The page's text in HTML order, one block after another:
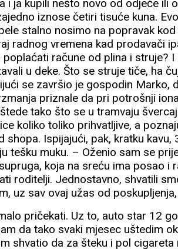
i ja kupili nešto novo od odjeće ili
iznose četiri tisuće kuna.
stalno nosimo na popravak
radnog vremena kad prodavači
račune od plina i struje?
u deke. Što se struje tiče, ha
se završio je gospodin Marko,
priznale da pri potrošnji
tako što se u tramvaju
koliko toliko prihvatljive, a
shopa. Ispijajući, pak, kratku
tešku muku. – Oženio sam se
koja na sreću ima posao i
roditelji. Jednostavno, shvatili
uz sav ovaj užas od
pričekati. Uz to, auto star 12
da tako svaki mjesec uštedim
shvatio da za šteku i pol